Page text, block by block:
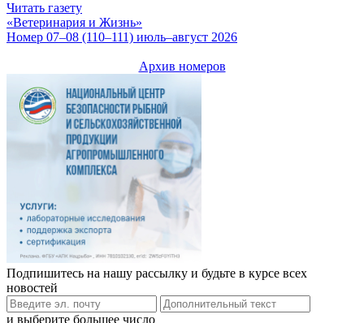
Читать газету
«Ветеринария и Жизнь»
Номер 07–08 (110–111) июль–август 2026
Архив номеров
Подпишитесь на нашу рассылку и будьте в курсе всех
новостей
и выберите большее число